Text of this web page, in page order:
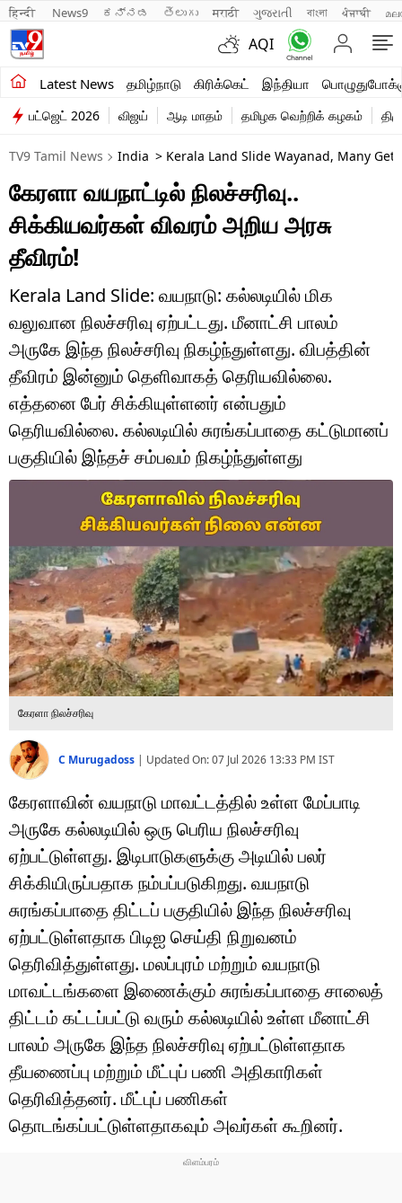
हिन्दी News9 ಕನ್ನಡ తెలుగు मराठी ગુજરાતી বাংলা ਪੰਜਾਬੀ
AQI
Latest News தமிழ்நாடு கிரிக்கெட் இந்தியா
சமீபத்திய செய்திகள்
தமிழ்நாடு
இந்தியா
உலகம்
விளையாட்டு
பொழுதுபோக்கு
லைஃப்ஸ்டைல்
வணிகம்
டெக்னாலஜி
ஆன்மீகம்
ஷார்ட் வீடியோஸ்
வலை கதைகள்
போட்டோ கேலரி
பட்ஜெட் 2026 விஜய் ஆடி மாதம் தமிழக வெற்றிக் கழகம்
TV9 Tamil News India > Kerala Land Slide Wayanad, Many
கேரளா வயநாட்டில் நிலச்சரிவு..
சிக்கியவர்கள் விவரம் அறிய அரசு
தீவிரம்!
Kerala Land Slide: வயநாடு: கல்லடியில் மிக
வலுவான நிலச்சரிவு ஏற்பட்டது. மீனாட்சி பாலம்
அருகே இந்த நிலச்சரிவு நிகழ்ந்துள்ளது. விபத்தின்
தீவிரம் இன்னும் தெளிவாகத் தெரியவில்லை.
எத்தனை பேர் சிக்கியுள்ளனர் என்பதும்
தெரியவில்லை. கல்லடியில் சுரங்கப்பாதை கட்டுமானப்
பகுதியில் இந்தச் சம்பவம் நிகழ்ந்துள்ளது
கேரளா நிலச்சரிவு
C Murugadoss | Updated On:07 Jul 2026 13:33 PM IST
கேரளாவின் வயநாடு மாவட்டத்தில் உள்ள மேப்பாடி
அருகே கல்லடியில் ஒரு பெரிய நிலச்சரிவு
ஏற்பட்டுள்ளது. இடிபாடுகளுக்கு அடியில் பலர்
சிக்கியிருப்பதாக நம்பப்படுகிறது. வயநாடு
சுரங்கப்பாதை திட்டப் பகுதியில் இந்த நிலச்சரிவு
ஏற்பட்டுள்ளதாக பிடிஐ செய்தி நிறுவனம்
தெரிவித்துள்ளது. மலப்புரம் மற்றும் வயநாடு
மாவட்டங்களை இணைக்கும் சுரங்கப்பாதை சாலைத்
திட்டம் கட்டப்பட்டு வரும் கல்லடியில் உள்ள மீனாட்சி
பாலம் அருகே இந்த நிலச்சரிவு ஏற்பட்டுள்ளதாக
தீயணைப்பு மற்றும் மீட்புப் பணி அதிகாரிகள்
தெரிவித்தனர். மீட்புப் பணிகள்
தொடங்கப்பட்டுள்ளதாகவும் அவர்கள் கூறினர்.